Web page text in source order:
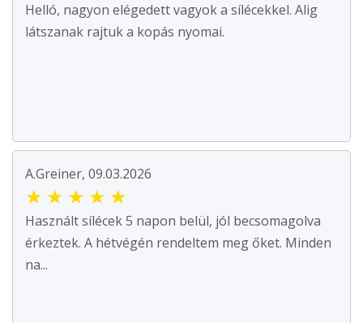
Helló, nagyon elégedett vagyok a sílécekkel. Alig
látszanak rajtuk a kopás nyomai.
A.Greiner, 09.03.2026
★ ★ ★ ★ ★
Használt sílécek 5 napon belül, jól becsomagolva
érkeztek. A hétvégén rendeltem meg őket. Minden
na...